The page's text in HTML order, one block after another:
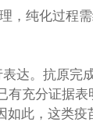
，纯化过程
达。抗原完
充分证据
此，这类疫